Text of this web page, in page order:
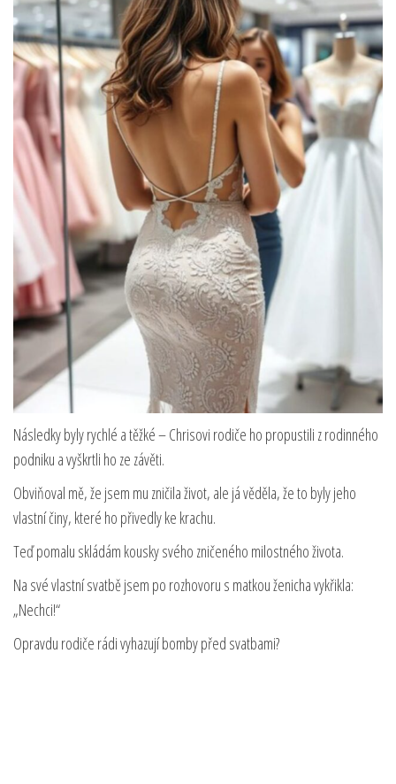
Následky byly rychlé a těžké – Chrisovi rodiče ho propustili z rodinného
podniku a vyškrtli ho ze závěti.
Obviňoval mě, že jsem mu zničila život, ale já věděla, že to byly jeho
vlastní činy, které ho přivedly ke krachu.
Teď pomalu skládám kousky svého zničeného milostného života.
Na své vlastní svatbě jsem po rozhovoru s matkou ženicha vykřikla:
„Nechci!“
Opravdu rodiče rádi vyhazují bomby před svatbami?